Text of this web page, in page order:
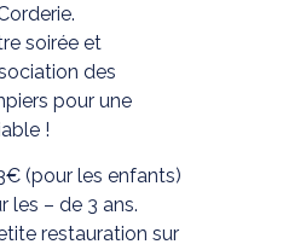
soirée et
des
pour une
!
(pour les enfants)
les – de 3 ans.
restauration sur